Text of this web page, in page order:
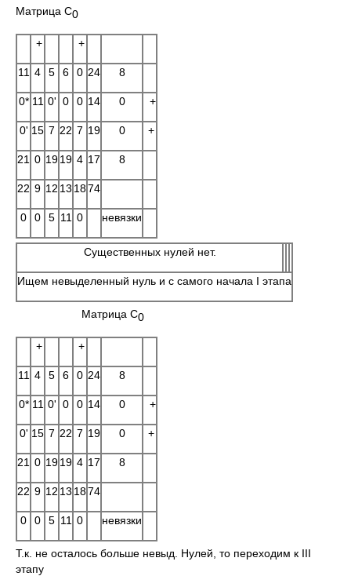
Матрица C0
+ +
11 4 5 6 0 24 8
0* 11 0' 0 0 14 0 +
0' 15 7 22 7 19 0 +
21 0 1919 4 17 8
22 9 12 13 1874
0 0 5 11 0 невязки
Существенных нулей нет.
Ищем невыделенный нуль и с самого начала I этапа
Матрица C0
+ +
11 4 5 6 0 24 8
0* 11 0' 0 0 14 0 +
0' 15 7 22 7 19 0 +
21 0 1919 4 17 8
22 9 12 13 1874
0 0 5 11 0 невязки
Т.к. не осталось больше невыд. Нулей, то переходим к III
этапу